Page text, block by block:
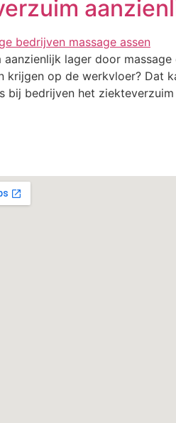
aanzienlijk lager door
krijgen op de werkvloer? Dat
bij bedrijven het